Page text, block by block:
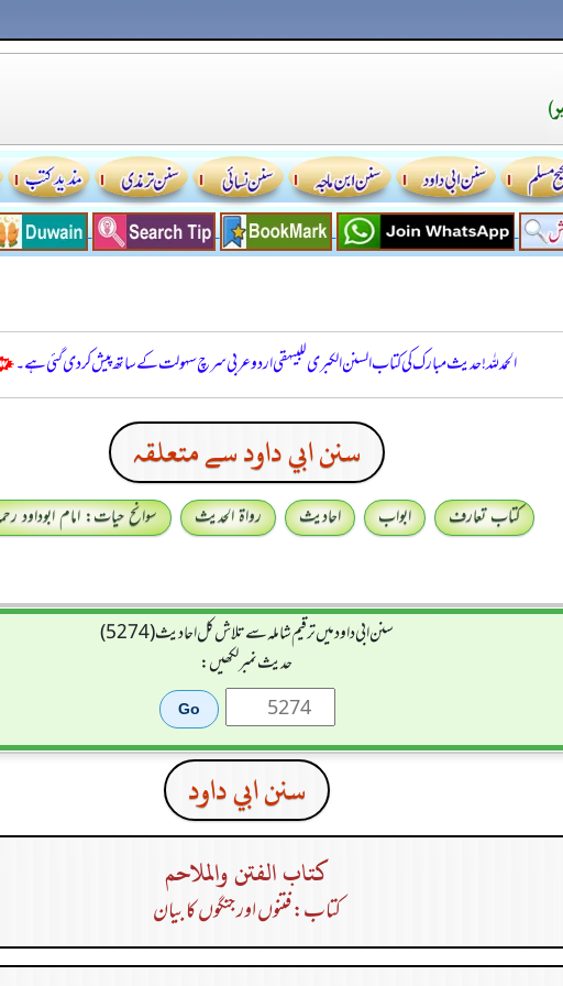
الحمدللہ! حدیث مبارک کی کتاب السنن الكبرى للبيهقي اردو عربی سرچ سہولت کے ساتھ پیش کر دی گئی ہے۔
سنن ابي داود سے متعلقہ
کتاب تعارف ابواب احادیث رواۃ الحدیث
سوانح حیات: امام ابوداود
سنن ابي داود میں ترقیم شاملہ سے تلاش کل احادیث (5274)
حدیث نمبر لکھیں:
سنن ابي داود
كتاب الفتن والملاحم
کتاب: فتنوں اور جنگوں کا بیان